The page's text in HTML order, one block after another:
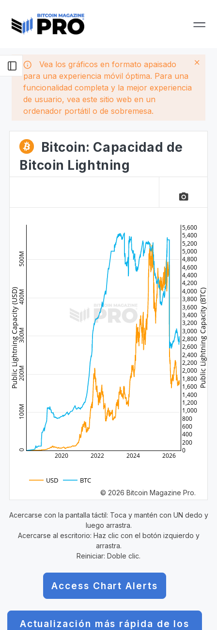
Vea los gráficos en formato apaisado
para una experiencia móvil óptima. Para una
funcionalidad completa y la mejor experiencia
de usuario, vea este sitio web en un
ordenador portátil o de sobremesa.
Bitcoin: Capacidad de
Bitcoin Lightning
camera_alt
2020 2022 2024 2026
0
100M
200M
300M
400M
500M
0
200
400
600
800
1,000
1,200
1,400
1,600
1,800
2,000
2,200
2,400
2,600
2,800
3,000
3,200
3,400
3,600
3,800
4,000
4,200
4,400
4,600
4,800
5,000
5,200
5,400
5,600
USD BTC
Public Lightning Capacity (USD) Public Lightning Capacity (BTC)
© 2026 Bitcoin Magazine Pro.
Acercarse con la pantalla táctil: Toca y mantén con UN dedo y
luego arrastra.
Acercarse al escritorio: Haz clic con el botón izquierdo y
arrastra.
Reiniciar: Doble clic.
Access Chart Alerts
Actualización más rápida de los